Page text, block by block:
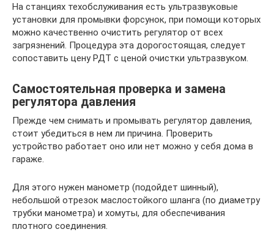
На станциях техобслуживания есть ультразвуковые
установки для промывки форсунок, при помощи которых
можно качественно очистить регулятор от всех
загрязнений. Процедура эта дорогостоящая, следует
сопоставить цену РДТ с ценой очистки ультразвуком.
Самостоятельная проверка и замена
регулятора давления
Прежде чем снимать и промывать регулятор давления,
стоит убедиться в нем ли причина. Проверить
устройство работает оно или нет можно у себя дома в
гараже.
Для этого нужен манометр (подойдет шинный),
небольшой отрезок маслостойкого шланга (по диаметру
трубки манометра) и хомуты, для обеспечивания
плотного соединения.